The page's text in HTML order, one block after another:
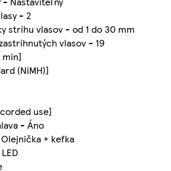
- 2
strihu vlasov - od 1 do 30 mm
vlasov - 19
(NiMH)]
use]
- Áno
+ kefka